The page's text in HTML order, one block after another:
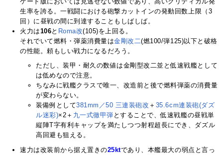
生率を誇る。一戦闘における砲撃カットインの発動回数上限（3
回）に昼戦の間に到達することもしばしば。
火力は106と Roma改(105)を上回る。
それでいて燃料・弾薬消費量は金剛改二(燃100/弾125)以下と破格
の性能。頼もしい戦力になるだろう。
ただし、装甲・耐久の数値は金剛型改二並と低速戦艦として
は低めなので注意。
ちなみに戦艦クラスで唯一、改造前と後で燃料弾薬の消費量
が変わらない。
装備例として381mm／50 三連装砲改 ＋ 35.6cm連装砲(ダズ
ル迷彩)×2＋ 九一式徹甲弾 とすることで、低速戦艦の昼戦単
縦陣T字有利キャップを満たしつつ射程超長にでき、ダズル
高回避も狙える。
速力は改装前から据え置きの25ktであり、本艦最大の弱点と言っ